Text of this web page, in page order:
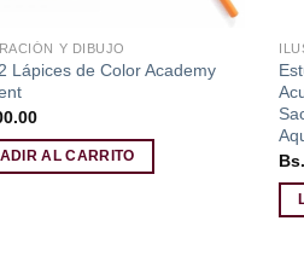
Y DIBUJO
Lápices de Color Academy
AL CARRITO